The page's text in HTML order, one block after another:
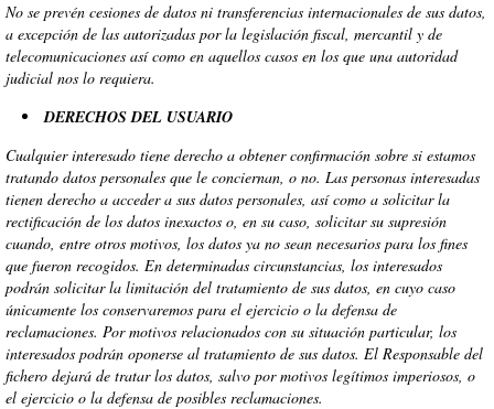
No se prevén cesiones de datos ni transferencias internacionales de sus datos,
a excepción de las autorizadas por la legislación fiscal, mercantil y de
telecomunicaciones así como en aquellos casos en los que una autoridad
judicial nos lo requiera.
DERECHOS DEL USUARIO
Cualquier interesado tiene derecho a obtener confirmación sobre si estamos
tratando datos personales que le conciernan, o no. Las personas interesadas
tienen derecho a acceder a sus datos personales, así como a solicitar la
rectificación de los datos inexactos o, en su caso, solicitar su supresión
cuando, entre otros motivos, los datos ya no sean necesarios para los fines
que fueron recogidos. En determinadas circunstancias, los interesados
podrán solicitar la limitación del tratamiento de sus datos, en cuyo caso
únicamente los conservaremos para el ejercicio o la defensa de
reclamaciones. Por motivos relacionados con su situación particular, los
interesados podrán oponerse al tratamiento de sus datos. El Responsable del
fichero dejará de tratar los datos, salvo por motivos legítimos imperiosos, o
el ejercicio o la defensa de posibles reclamaciones.